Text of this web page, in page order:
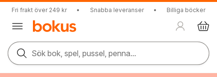
Fri frakt över 249 kr • Snabba leveranser • Billiga böcker
Sök bok, spel, pussel, penna...